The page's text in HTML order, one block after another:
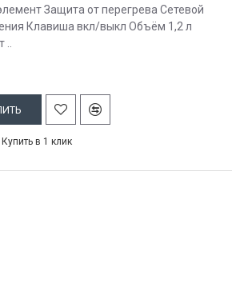
Защита от перегрева Сетевой
Клавиша вкл/выкл Объём 1,2 л
Купить в 1 клик